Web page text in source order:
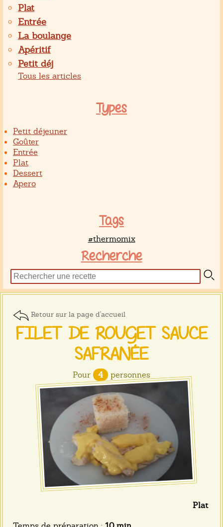
Plat
Entrée
La boulange
Apéritif
Petit déj
Tous les articles
Types
Petit déjeuner
Goûter
Entrée
Plat
Dessert
Apero
Tags
#thermomix
Recherche
Retour sur la page d'accueil
FILET DE ROUGET SAUCE
SAFRANÉE
Pour 4 personnes
Plat